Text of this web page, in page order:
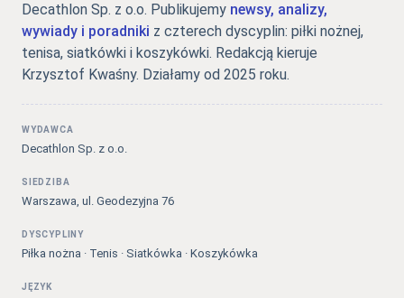
Decathlon Sp. z o.o. Publikujemy newsy, analizy,
wywiady i poradniki z czterech dyscyplin: piłki nożnej,
tenisa, siatkówki i koszykówki. Redakcją kieruje
Krzysztof Kwaśny. Działamy od 2025 roku.
WYDAWCA
Decathlon Sp. z o.o.
SIEDZIBA
Warszawa, ul. Geodezyjna 76
DYSCYPLINY
Piłka nożna · Tenis · Siatkówka · Koszykówka
JĘZYK